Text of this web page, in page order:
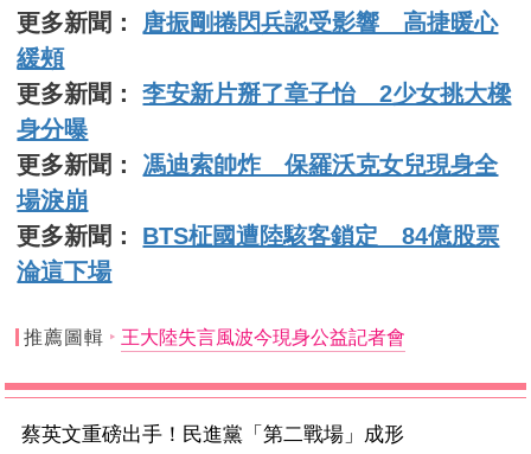
更多新聞： 唐振剛捲閃兵認受影響 高捷暖心
緩頰
更多新聞：李安新片掰了章子怡 2少女挑大樑
身分曝
更多新聞： 馮迪索帥炸 保羅沃克女兒現身全
場淚崩
更多新聞： BTS柾國遭陸駭客鎖定 84億股票
淪這下場
推薦圖輯 王大陸失言風波今現身公益記者會
蔡英文重磅出手！民進黨「第二戰場」成形